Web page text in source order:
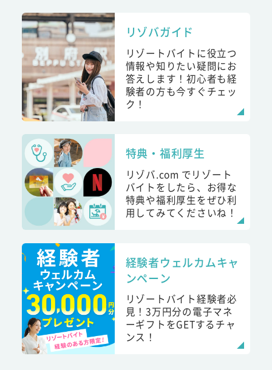
リゾバガイド
リゾートバイトに役立つ
情報や知りたい疑問にお
答えします！初心者も経
験者の方も今すぐチェッ
ク！
特典・福利厚生
リゾバ.com でリゾート
バイトをしたら、お得な
特典や福利厚生をぜひ利
用してみてくださいね！
経験者ウェルカムキャ
ンペーン
リゾートバイト経験者必
見！3万円分の電子マネ
ーギフトをGETするチャ
ンス！